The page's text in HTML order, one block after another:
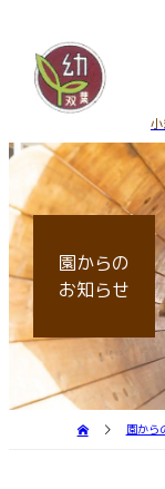
園からの
お知らせ
園から